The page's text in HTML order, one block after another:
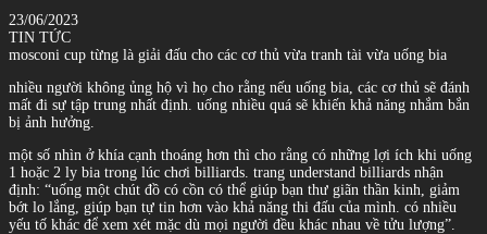
23/06/2023
TIN TỨC
mosconi cup từng là giải đấu cho các cơ thủ vừa tranh tài vừa uống bia
nhiều người không ủng hộ vì họ cho rằng nếu uống bia, các cơ thủ sẽ đánh
mất đi sự tập trung nhất định. uống nhiều quá sẽ khiến khả năng nhắm bắn
bị ảnh hưởng.
một số nhìn ở khía cạnh thoáng hơn thì cho rằng có những lợi ích khi uống
1 hoặc 2 ly bia trong lúc chơi billiards. trang understand billiards nhận
định: “uống một chút đồ có cồn có thể giúp bạn thư giãn thần kinh, giảm
bớt lo lắng, giúp bạn tự tin hơn vào khả năng thi đấu của mình. có nhiều
yếu tố khác để xem xét mặc dù mọi người đều khác nhau về tửu lượng”.